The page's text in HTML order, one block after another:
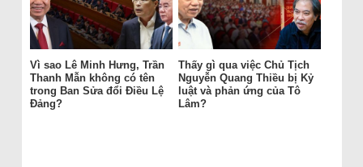
Vì sao Lê Minh Hưng, Trần
Thanh Mẫn không có tên
trong Ban Sửa đổi Điều Lệ
Đảng?
Thấy gì qua việc Chủ Tịch
Nguyễn Quang Thiều bị Kỷ
luật và phản ứng của Tô
Lâm?